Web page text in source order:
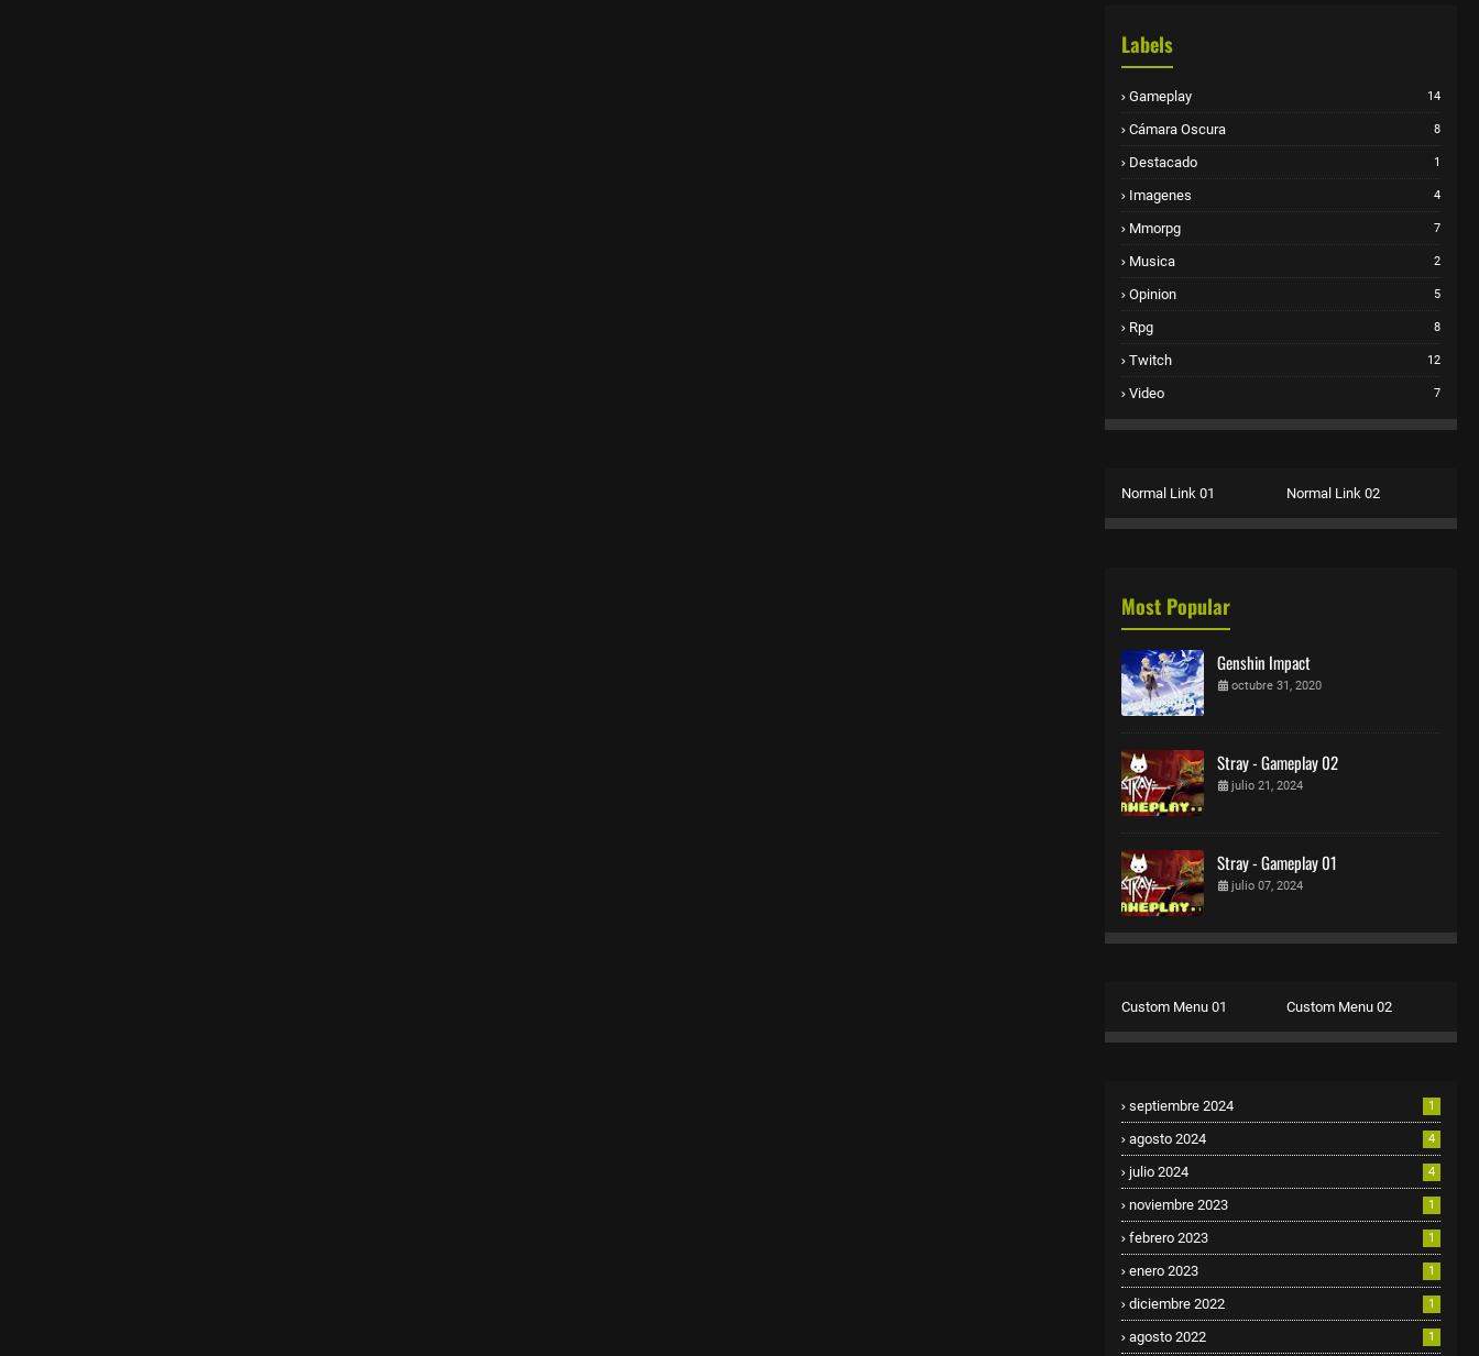
Labels
Gameplay 14
Cámara Oscura 8
Destacado 1
Imagenes 4
Mmorpg 7
Musica 2
Opinion 5
Rpg 8
Twitch 12
Video 7
Normal Link 01 Normal Link 02
Most Popular
Genshin Impact
octubre 31, 2020
Stray - Gameplay 02
julio 21, 2024
Stray - Gameplay 01
julio 07, 2024
Custom Menu 01 Custom Menu 02
septiembre 2024 1
agosto 2024 4
julio 2024 4
noviembre 2023 1
febrero 2023 1
enero 2023 1
diciembre 2022 1
agosto 2022 1